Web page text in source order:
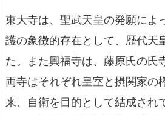
東大寺は、聖武天皇の発願によ
護の象徴的存在として、歴代天
た。また興福寺は、藤原氏の氏
両寺はそれぞれ皇室と摂関家の
来、自衛を目的として結成され